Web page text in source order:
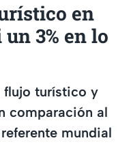
en
3% en lo
flujo turístico y
comparación al
mundial